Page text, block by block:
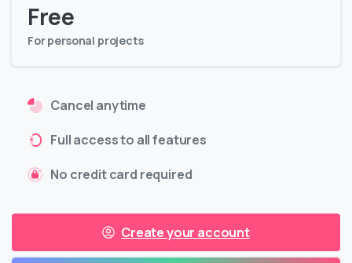
Free
For personal projects
Cancel anytime
Full access to all features
No credit card required
Create your account